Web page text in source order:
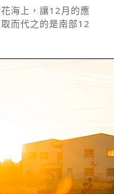
海上，讓12月的應
而代之的是南部12